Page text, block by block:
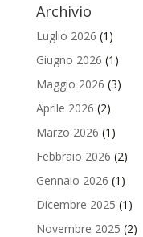
Archivio
Luglio 2026 (1)
Giugno 2026 (1)
Maggio 2026 (3)
Aprile 2026 (2)
Marzo 2026 (1)
Febbraio 2026 (2)
Gennaio 2026 (1)
Dicembre 2025 (1)
Novembre 2025 (2)